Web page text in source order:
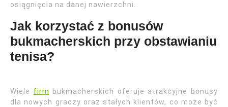
osiągnięcia na danej nawierzchni.
Jak korzystać z bonusów
bukmacherskich przy obstawianiu
tenisa?
Wiele firm
bukmacherskich oferuje atrakcyjne bonusy
dla nowych graczy oraz stałych klientów, co może być